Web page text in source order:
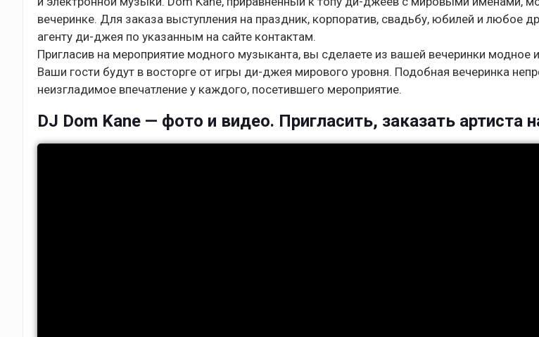
вечеринке. Для заказа выступления на праздник, корпоратив, свадьбу, юбилей и любое
агенту ди-джея по указанным на сайте контактам.
Пригласив на мероприятие модного музыканта, вы сделаете из вашей вечеринки
Ваши гости будут в восторге от игры ди-джея мирового уровня. Подобная вечеринка
неизгладимое впечатление у каждого, посетившего мероприятие.
DJ Dom Kane — фото и видео. Пригласить, заказать артиста